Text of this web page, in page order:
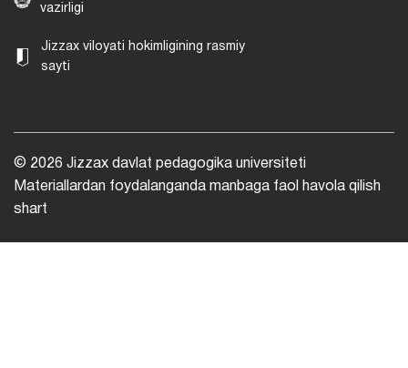
vazirligi
Jizzax viloyati hokimligining rasmiy
sayti
© 2026 Jizzax davlat pedagogika universiteti
Materiallardan foydalanganda manbaga faol havola qilish
shart